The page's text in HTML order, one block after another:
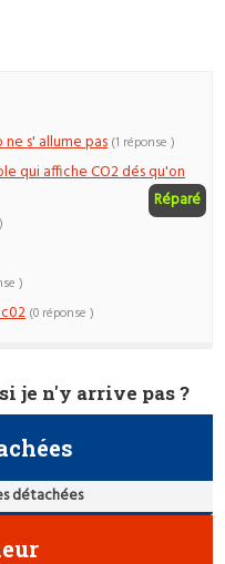
s' allume pas (1 réponse )
qui affiche CO2 dés qu'on
Réparé
)
(0 réponse )
je n'y arrive pas ?
détachées